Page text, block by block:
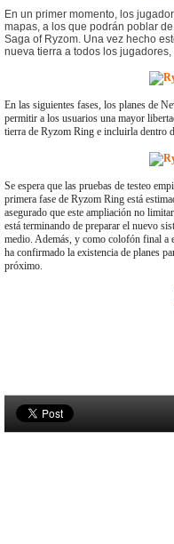
En un primer momento, los
mapas, a los que podrán poblar
Saga of Ryzom. Una vez hecho
nueva tierra a todos los
En las siguientes fases, los planes de
permitir a los usuarios una mayor
tierra de Ryzom Ring e incluirla dentro
Se espera que las pruebas de testeo
primera fase de Ryzom Ring está
asegurado que este ampliación no
está terminando de preparar el nuevo
medio. Además, y como colofón final a
ha confirmado la existencia de planes
próximo.